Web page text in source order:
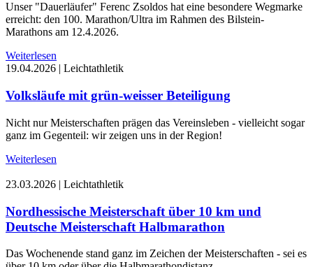
Unser "Dauerläufer" Ferenc Zsoldos hat eine besondere Wegmarke
erreicht: den 100. Marathon/Ultra im Rahmen des Bilstein-
Marathons am 12.4.2026.
Weiterlesen
19.04.2026 | Leichtathletik
Volksläufe mit grün-weisser Beteiligung
Nicht nur Meisterschaften prägen das Vereinsleben - vielleicht sogar
ganz im Gegenteil: wir zeigen uns in der Region!
Weiterlesen
23.03.2026 | Leichtathletik
Nordhessische Meisterschaft über 10 km und
Deutsche Meisterschaft Halbmarathon
Das Wochenende stand ganz im Zeichen der Meisterschaften - sei es